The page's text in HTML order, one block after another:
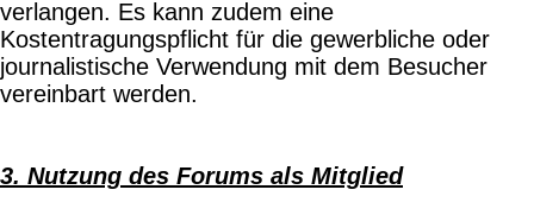
verlangen. Es kann zudem eine
Kostentragungspflicht für die gewerbliche oder
journalistische Verwendung mit dem Besucher
vereinbart werden.
3. Nutzung des Forums als Mitglied